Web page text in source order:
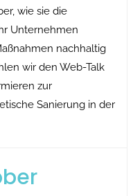
wie sie die
Unternehmen
nachhaltig
wir den Web-Talk
zur
Sanierung in der